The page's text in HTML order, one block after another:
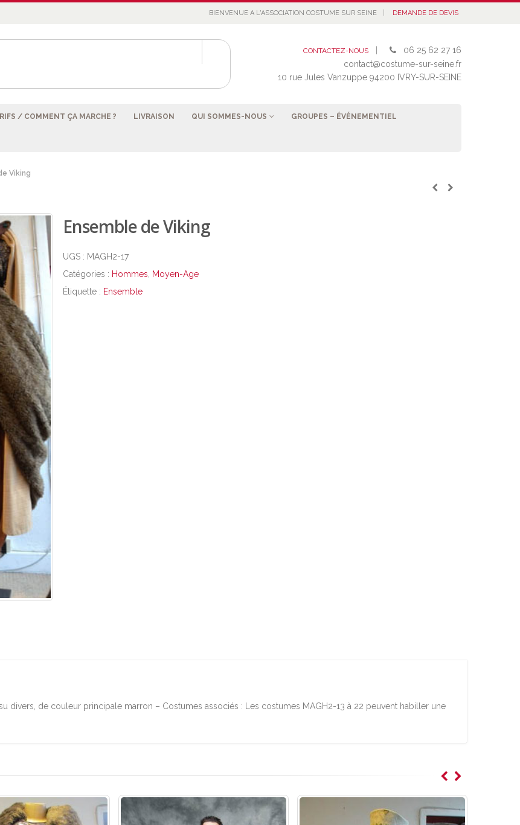
BIENVENUE A L'ASSOCIATION COSTUME SUR SEINE DEMANDE DE DEVIS
CONTACTEZ-NOUS
06 25 62 27 16
contact@costume-sur-seine.fr
10 rue Jules Vanzuppe 94200 IVRY-SUR-SEINE
/ COMMENT ÇA MARCHE ? LIVRAISON QUI SOMMES-NOUS GROUPES – ÉVÉNEMENTIEL
Viking
Ensemble de Viking
UGS : MAGH2-17
Catégories : Hommes
Moyen-Age
Étiquette : Ensemble
divers, de couleur principale marron – Costumes associés : Les costumes MAGH2-13 à 22 peuvent habiller une